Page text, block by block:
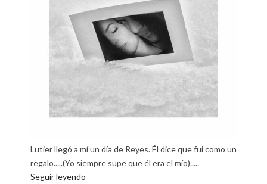
Lutier llegó a mí un día de Reyes. Él dice que fui como un
regalo.....(Yo siempre supe que él era el mío).....
Seguir leyendo